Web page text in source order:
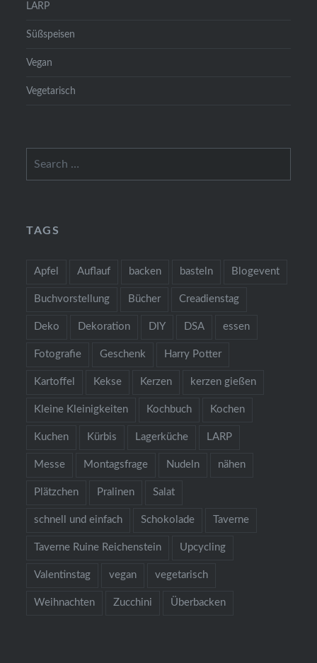
LARP
Süßspeisen
Vegan
Vegetarisch
TAGS
Apfel Auflauf backen basteln Blogevent
Buchvorstellung Bücher Creadienstag
Deko Dekoration DIY DSA essen
Fotografie Geschenk Harry Potter
Kartoffel Kekse Kerzen kerzen gießen
Kleine Kleinigkeiten Kochbuch Kochen
Kuchen Kürbis Lagerküche LARP
Messe Montagsfrage Nudeln nähen
Plätzchen Pralinen Salat
schnell und einfach Schokolade Taverne
Taverne Ruine Reichenstein Upcycling
Valentinstag vegan vegetarisch
Weihnachten Zucchini Überbacken